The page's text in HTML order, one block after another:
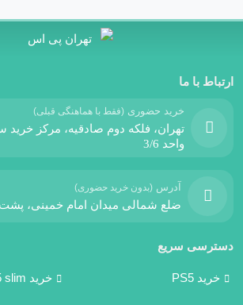
ارتباط با ما
خرید حضوری (فقط با هماهنگی قبلی)
واحد 3/6
آدرس (بدون خرید حضوری)
ضلع شمالی میدان امام خمینی،
دسترسی سریع
خرید PS5 خرید ps5 slim